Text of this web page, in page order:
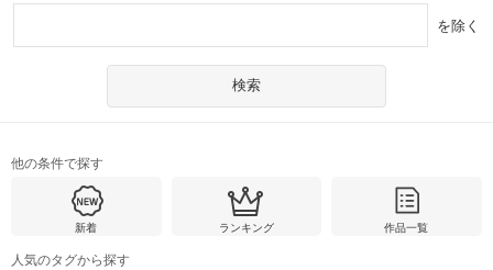
を除く
他の条件で探す
新着 ランキング 作品一覧
人気のタグから探す